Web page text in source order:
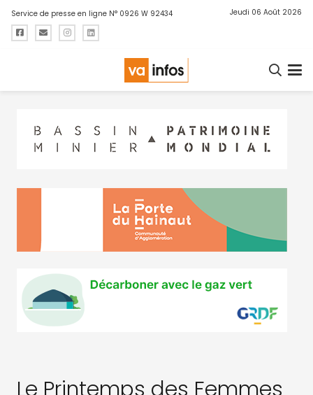
Service de presse en ligne N° 0926 W 92434 Jeudi 06 Août 2026